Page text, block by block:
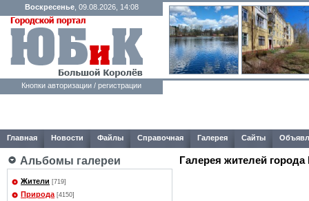
Воскресенье, 09.08.2026, 14:08
Кнопки авторизации / регистрации
Главная Новости Файлы Справочная Галерея Сайты
Альбомы галереи
Жители [719]
Природа [4150]
Галерея жителей города